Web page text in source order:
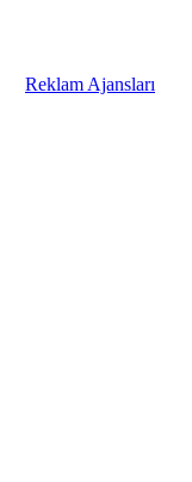
Reklam Ajansları